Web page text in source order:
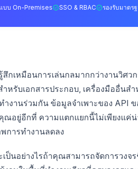
บบ On-Premises SSO & RBAC รองรับมาตร
กเหมือนการเล่นกลมากกว่างานวิศ
หรับเอกสารประกอบ, เครื่องมืออื่นส
ำงานร่วมกัน ข้อมูลจำเพาะของ
ณอยู่อีกที่ ความแตกแยกนี้ไม่เพียงแค่
การทำงานลดลง
เป็นอย่างไรถ้าคุณสามารถจัดการวง